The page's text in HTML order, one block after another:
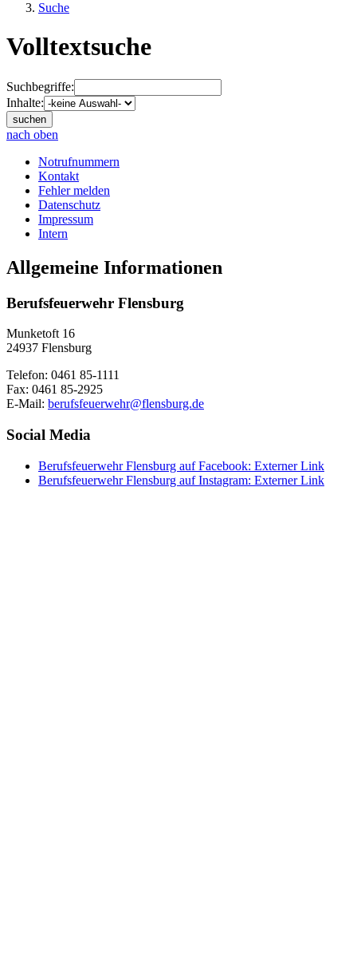
Suche
Volltextsuche
Suchbegriffe:
Inhalte:
nach oben
Notrufnummern
Kontakt
Fehler melden
Datenschutz
Impressum
Intern
Allgemeine Informationen
Berufsfeuerwehr Flensburg
Munketoft 16
24937 Flensburg
Telefon: 0461 85-1111
Fax: 0461 85-2925
E-Mail: berufsfeuerwehr@flensburg.de
Social Media
Berufsfeuerwehr Flensburg auf Facebook: Externer Link
Berufsfeuerwehr Flensburg auf Instagram: Externer Link